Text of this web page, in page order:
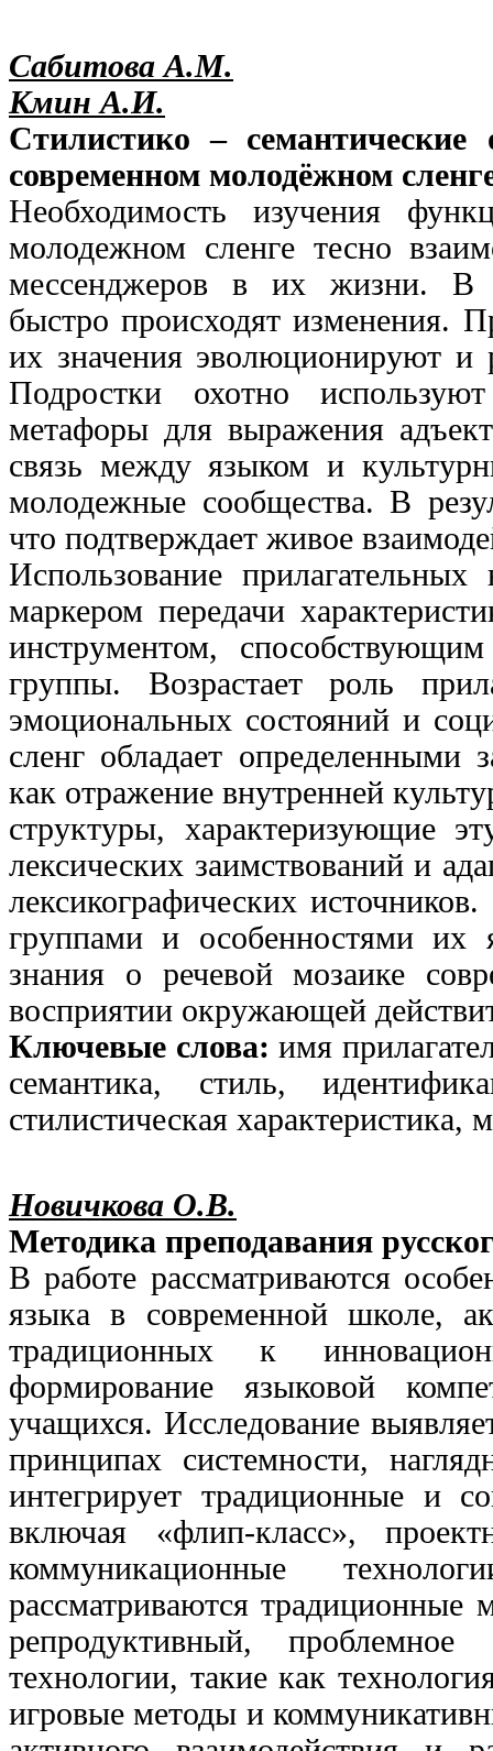
Сабитова А.М.
Кмин А.И.
Стилистико – семантические
современном молодёжном
Необходимость изучения
молодежном сленге тесно
мессенджеров в их жизни. В
быстро происходят изменения.
их значения эволюционируют и
Подростки охотно
метафоры для выражения
связь между языком и
молодежные сообщества. В
что подтверждает живое
Использование
маркером передачи
инструментом,
группы. Возрастает роль
эмоциональных состояний и
сленг обладает определенными
как отражение внутренней
структуры, характеризующие
лексических заимствований и
лексикографических
группами и особенностями их
знания о речевой мозаике
восприятии окружающей
Ключевые слова: имя
семантика, стиль,
стилистическая характеристика,
Новичкова О.В.
Методика преподавания
В работе рассматриваются
языка в современной школе,
традиционных к
формирование языковой
учащихся. Исследование
принципах системности,
интегрирует традиционные и
включая «флип-класс»,
коммуникационные
рассматриваются традиционные
репродуктивный,
технологии, такие как
игровые методы и